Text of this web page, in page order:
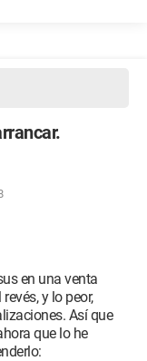
en una venta
y lo peor,
Así que
que lo he